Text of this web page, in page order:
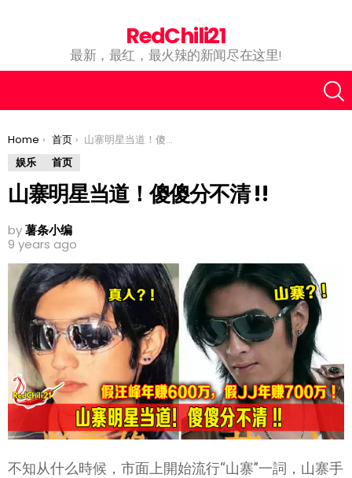
RedChili21
最新，最红，最火辣的新闻尽在这里!
You are here:
Home 首页
山寨明星当道！傻傻分不清 !!
娱乐
首页
山寨明星当道！傻傻分不清 !!
by薯条小编
9 years ago
不知从什么時候，市面上開始流行“山寨”一詞，山寨手